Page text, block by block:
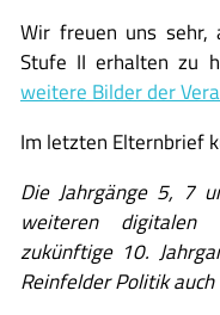
Wir freuen uns sehr,
Stufe II erhalten zu
weitere Bilder der
Im letzten Elternbrief
Die Jahrgänge 5, 7
weiteren
zukünftige 10.
Reinfelder Politik